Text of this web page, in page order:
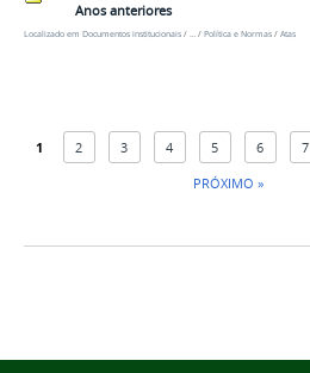
Anos anteriores
Localizado em Documentos institucionais / … / Política e Normas / Atas
1 2 3 4 5 6 7
PRÓXIMO »